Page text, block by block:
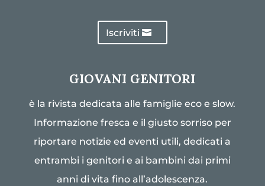
Iscriviti
GIOVANI GENITORI
è la rivista dedicata alle famiglie eco e slow.
Informazione fresca e il giusto sorriso per
riportare notizie ed eventi utili, dedicati a
entrambi i genitori e ai bambini dai primi
anni di vita fino all’adolescenza.